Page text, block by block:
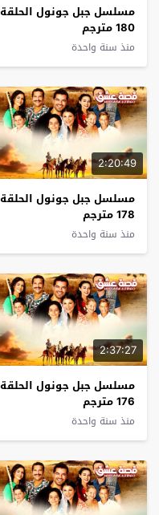
مسلسل جبل جونول الحلقة
180 مترجم
منذ سنة واحدة
2:20:49
مسلسل جبل جونول الحلقة
178 مترجم
منذ سنة واحدة
2:37:27
مسلسل جبل جونول الحلقة
176 مترجم
منذ سنة واحدة